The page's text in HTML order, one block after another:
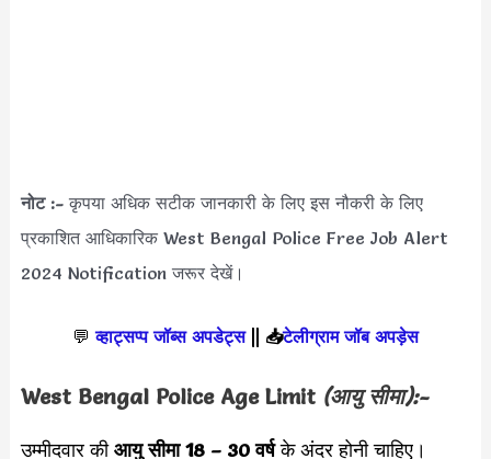
नोट :-कृपया अधिक सटीक जानकारी के लिए इस नौकरी के लिए
प्रकाशित आधिकारिक West Bengal Police Free Job Alert
2024 Notification जरूर देखें।
💬 व्हाट्सप्प जॉब्स अपडेट्स|| 📥टेलीग्राम जॉब अपड़ेस
West Bengal Police Age Limit (आयु सीमा):-
उम्मीदवार कीआयु सीमा 18 – 30 वर्षके अंदर होनी चाहिए।